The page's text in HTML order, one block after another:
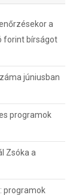
a
forint bírságot
júniusban
programok
Zsóka a
programok